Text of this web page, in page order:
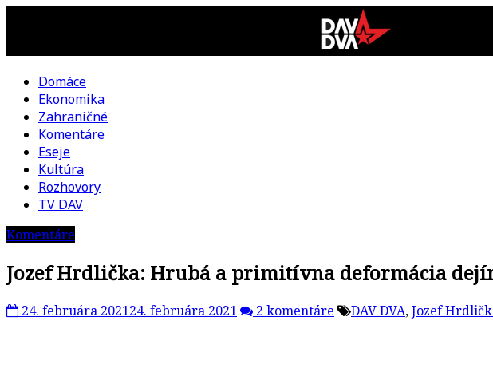
DAV
DVA
kultúrno-
politická
revue
Domáce
Ekonomika
Zahraničné
Komentáre
Eseje
Kultúra
Rozhovory
TV DAV
Komentáre
Jozef Hrdlička: Hrubá a primitívna deformácia
24. februára 202124. februára 2021 2 komentáre DAV DVA,Jozef